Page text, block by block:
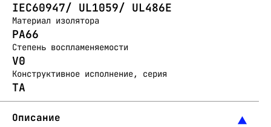
IEC60947/ UL1059/ UL486E
Материал изолятора
PA66
Степень воспламеняемости
V0
Конструктивное исполнение, серия
TA
Описание